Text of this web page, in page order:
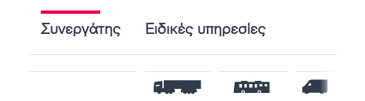
Συνεργάτης Ειδικές υπηρεσίες